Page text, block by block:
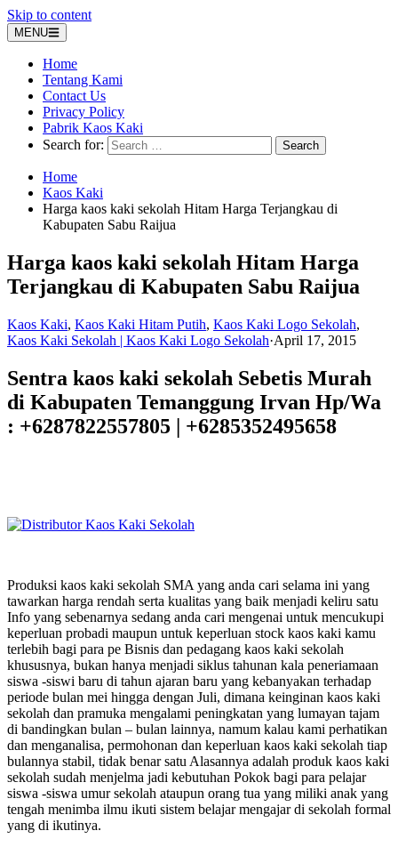
Skip to content
MENU
Home
Tentang Kami
Contact Us
Privacy Policy
Pabrik Kaos Kaki
Search for:
Home
Kaos Kaki
Harga kaos kaki sekolah Hitam Harga Terjangkau di
Kabupaten Sabu Raijua
Harga kaos kaki sekolah Hitam Harga
Terjangkau di Kabupaten Sabu Raijua
Kaos Kaki, Kaos Kaki Hitam Putih, Kaos Kaki Logo Sekolah,
Kaos Kaki Sekolah | Kaos Kaki Logo Sekolah·April 17, 2015
Sentra kaos kaki sekolah Sebetis Murah
di Kabupaten Temanggung Irvan Hp/Wa
: +6287822557805 | +6285352495658
Produksi kaos kaki sekolah SMA yang anda cari selama ini yang
tawarkan harga rendah serta kualitas yang baik menjadi keliru satu
Info yang sebenarnya sedang anda cari mengenai untuk mencukupi
keperluan probadi maupun untuk keperluan stock kaos kaki kamu
terlebih bagi para pe Bisnis dan pedagang kaos kaki sekolah
khususnya, bukan hanya menjadi siklus tahunan kala peneriamaan
siswa -siswi baru di tahun ajaran baru yang kebanyakan terhadap
periode bulan mei hingga dengan Juli, dimana keinginan kaos kaki
sekolah dan pramuka mengalami peningkatan yang lumayan tajam
di bandingkan bulan – bulan lainnya, namum kalau kami perhatikan
dan menganalisa, permohonan dan keperluan kaos kaki sekolah tiap
bulannya stabil, tidak benar satu Alasannya adalah produk kaos kaki
sekolah sudah menjelma jadi kebutuhan Pokok bagi para pelajar
siswa -siswa umur sekolah ataupun orang tua yang miliki anak yang
tengah menimba ilmu ikuti sistem belajar mengajar di sekolah formal
yang di ikutinya.